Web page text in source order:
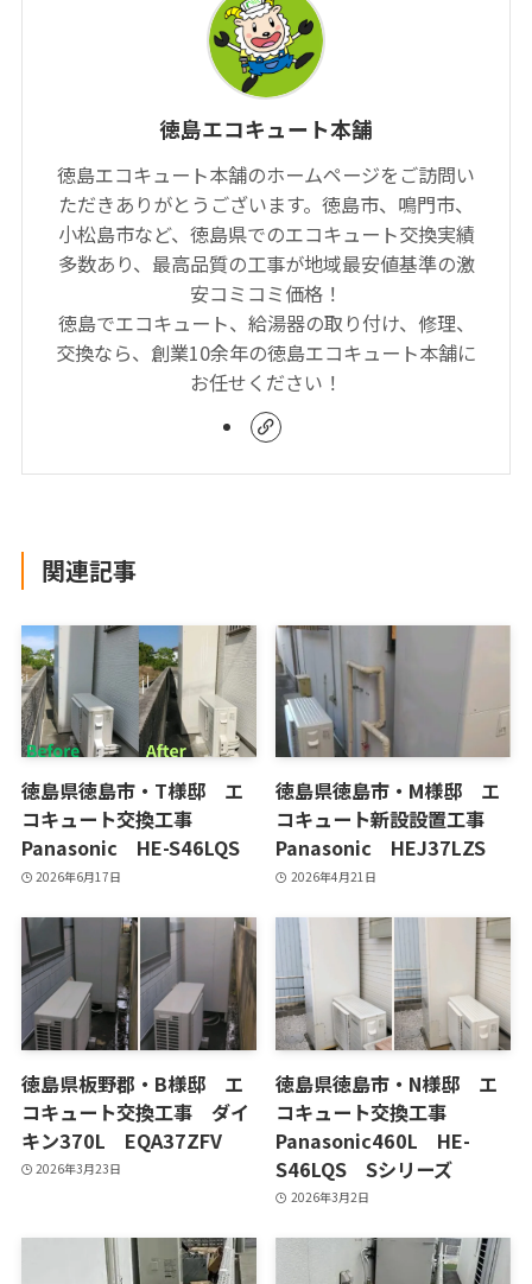
徳島エコキュート本舗
徳島エコキュート本舗のホームページをご訪問い
ただきありがとうございます。徳島市、鳴門市、
小松島市など、徳島県でのエコキュート交換実績
多数あり、最高品質の工事が地域最安値基準の激
安コミコミ価格！
徳島でエコキュート、給湯器の取り付け、修理、
交換なら、創業10余年の徳島エコキュート本舗に
お任せください！
関連記事
徳島県徳島市・T様邸 エ
コキュート交換工事
Panasonic HE-S46LQS
2026年6月17日
徳島県徳島市・M様邸 エ
コキュート新設設置工事
Panasonic HEJ37LZS
2026年4月21日
徳島県板野郡・B様邸 エ
コキュート交換工事 ダイ
キン370L EQA37ZFV
2026年3月23日
徳島県徳島市・N様邸 エ
コキュート交換工事
Panasonic460L HE-
S46LQS Sシリーズ
2026年3月2日